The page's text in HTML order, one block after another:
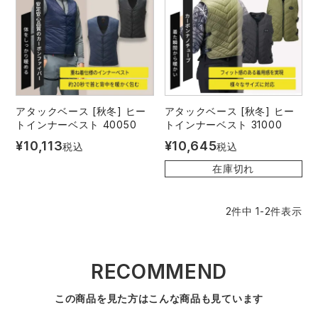
作業用ポロシャツ
安全保護具
レインウェア・カッパ
ヤッケ
コンプレッションウェアランキング
作業用ポロシャツランキング
作業用手袋ランキング
コーコス ランキング
アイトス ランキング
住商モンブラン ボンマックス
GUSH FORCE CUP
GDジャパン カーシーカシマ
丸五
タカヤ商事
エアークラフト 自重堂
飲食店ユニフォーム
運送・倉庫作業服
清掃・ビルメンテ作業服
アタックベース [秋冬] ヒー
トインナーベスト 40050
¥10,113税込
アタックベース [秋冬] ヒー
トインナーベスト 31000
¥10,645税込
在庫切れ
2件中 1-2件表示
RECOMMEND
この商品を見た方はこんな商品も見ています